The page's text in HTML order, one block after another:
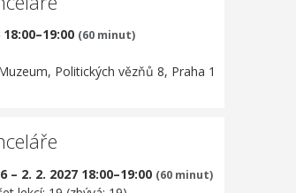
(60 minut)
Politických vězňů 8, Praha 1
– 2. 2. 2027 18:00–19:00 (60 minut)